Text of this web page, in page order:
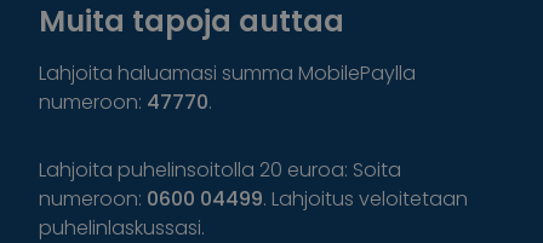
Muita tapoja auttaa
Lahjoita haluamasi summa MobilePaylla
numeroon: 47770.
Lahjoita puhelinsoitolla 20 euroa: Soita
numeroon: 0600 04499. Lahjoitus veloitetaan
puhelinlaskussasi.